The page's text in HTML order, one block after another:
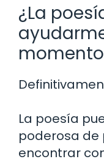
¿La
La poesía
poderosa de
encontrar